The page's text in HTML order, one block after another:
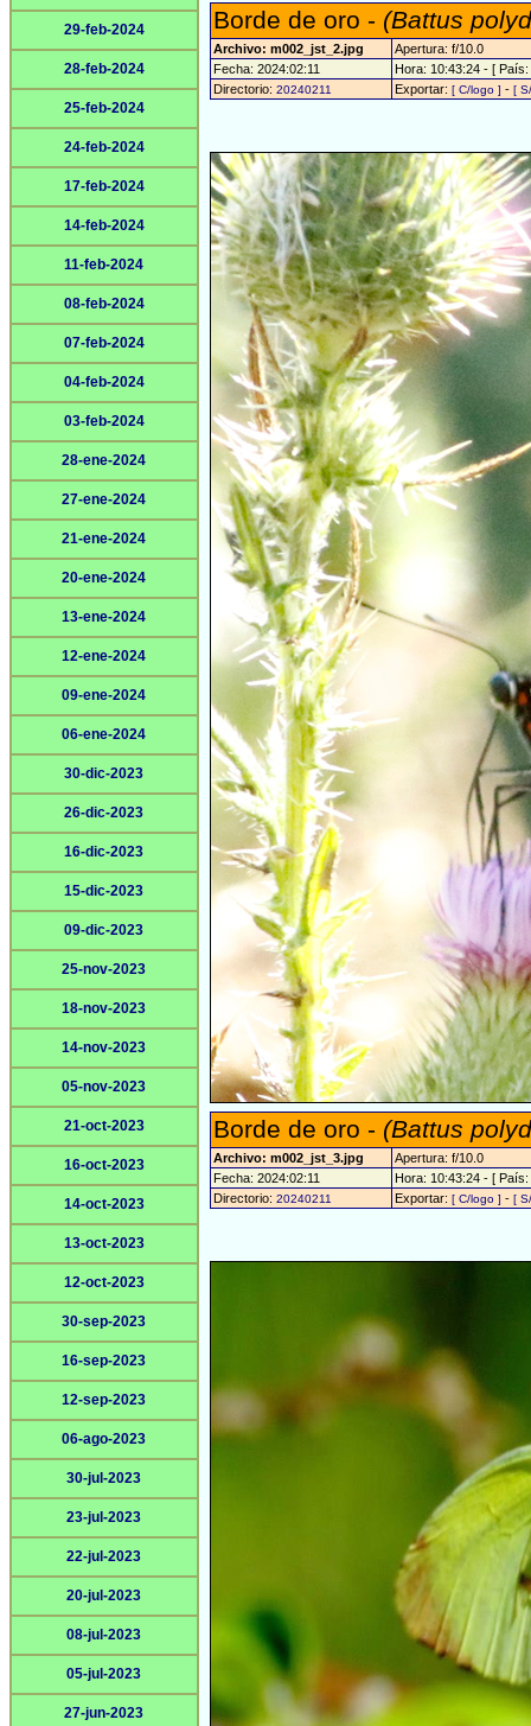
29-feb-2024
28-feb-2024
25-feb-2024
24-feb-2024
17-feb-2024
14-feb-2024
11-feb-2024
08-feb-2024
07-feb-2024
04-feb-2024
03-feb-2024
28-ene-2024
27-ene-2024
21-ene-2024
20-ene-2024
13-ene-2024
12-ene-2024
09-ene-2024
06-ene-2024
30-dic-2023
26-dic-2023
16-dic-2023
15-dic-2023
09-dic-2023
25-nov-2023
18-nov-2023
14-nov-2023
05-nov-2023
21-oct-2023
16-oct-2023
14-oct-2023
13-oct-2023
12-oct-2023
30-sep-2023
16-sep-2023
12-sep-2023
06-ago-2023
30-jul-2023
23-jul-2023
22-jul-2023
20-jul-2023
08-jul-2023
05-jul-2023
27-jun-2023
Borde de oro - (Battus
Archivo: m002_jst_2.jpg
Apertura: f/10.0
Fecha: 2024:02:11
Hora: 10:43:24 - [ País:
Directorio: 20240211 Exportar: [ C/logo ] - [
Borde de oro - (Battus
Archivo: m002_jst_3.jpg
Apertura: f/10.0
Fecha: 2024:02:11
Hora: 10:43:24 - [ País:
Directorio: 20240211 Exportar: [ C/logo ] - [